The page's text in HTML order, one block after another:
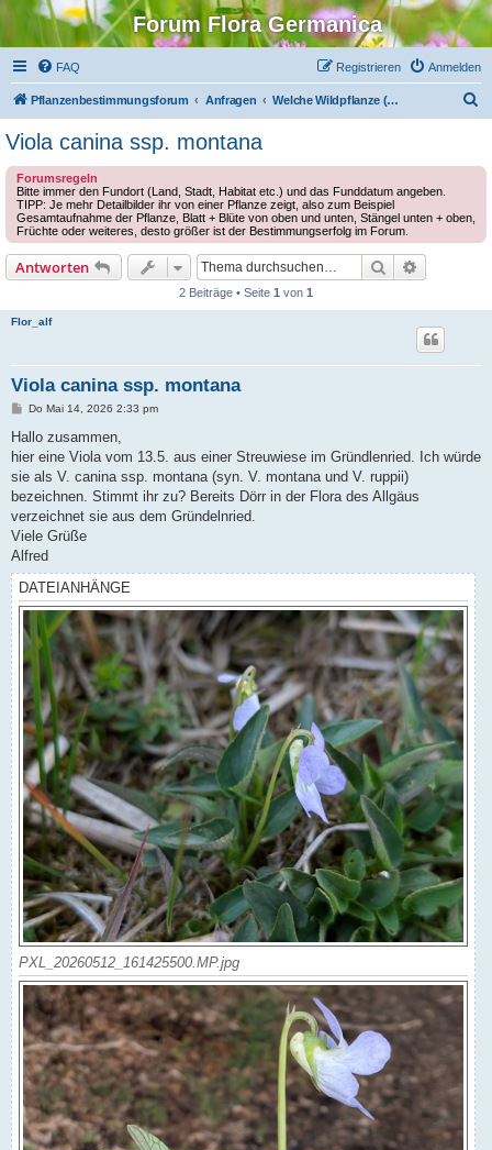
Forum Flora Germanica
FAQ Anmelden
Registrieren
Pflanzenbestimmungsforum Anfragen Welche Wildpflanze (Europa) ist das?
Viola canina ssp. montana
Forumsregeln
Bitte immer den Fundort (Land, Stadt, Habitat etc.) und das Funddatum angeben.
TIPP: Je mehr Detailbilder ihr von einer Pflanze zeigt, also zum Beispiel
Gesamtaufnahme der Pflanze, Blatt + Blüte von oben und unten, Stängel unten + oben,
Früchte oder weiteres, desto größer ist der Bestimmungserfolg im Forum.
Antworten Suche
2 Beiträge • Seite 1 von 1
Flor_alf
Viola canina ssp. montana
B
i
r
a
Do Mai 14, 2026 2:33 pm
Hallo zusammen,
hier eine Viola vom 13.5. aus einer Streuwiese im Gründlenried. Ich würde
sie als V. canina ssp. montana (syn. V. montana und V. ruppii)
bezeichnen. Stimmt ihr zu? Bereits Dörr in der Flora des Allgäus
verzeichnet sie aus dem Gründelnried.
Viele Grüße
Alfred
DATEIANHÄNGE
PXL_20260512_161425500.MP.jpg